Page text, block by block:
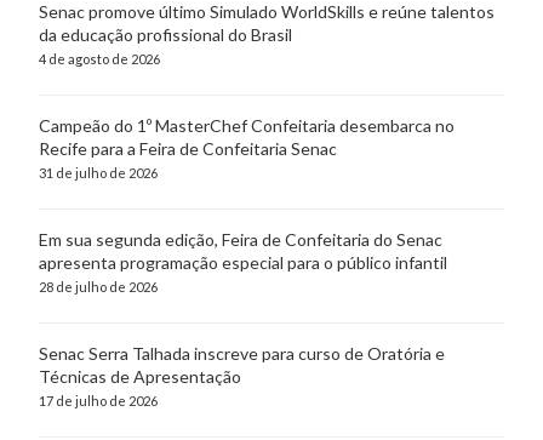
Senac promove último Simulado WorldSkills e reúne talentos
da educação profissional do Brasil
4 de agosto de 2026
Campeão do 1º MasterChef Confeitaria desembarca no
Recife para a Feira de Confeitaria Senac
31 de julho de 2026
Em sua segunda edição, Feira de Confeitaria do Senac
apresenta programação especial para o público infantil
28 de julho de 2026
Senac Serra Talhada inscreve para curso de Oratória e
Técnicas de Apresentação
17 de julho de 2026